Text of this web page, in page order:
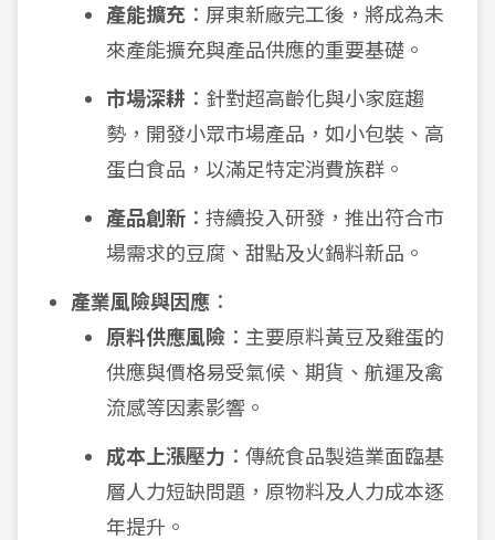
產能擴充 ：屏東新廠完工後，將成為未
來產能擴充與產品供應的重要基礎。
市場深耕 ：針對超高齡化與小家庭趨
勢，開發小眾市場產品，如小包裝、高
蛋白食品，以滿足特定消費族群。
產品創新 ：持續投入研發，推出符合市
場需求的豆腐、甜點及火鍋料新品。
產業風險與因應 ：
原料供應風險 ：主要原料黃豆及雞蛋的
供應與價格易受氣候、期貨、航運及禽
流感等因素影響。
成本上漲壓力 ：傳統食品製造業面臨基
層人力短缺問題，原物料及人力成本逐
年提升。